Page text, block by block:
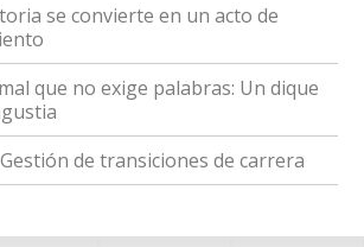
se convierte en un acto de
que no exige palabras: Un dique
de transiciones de carrera